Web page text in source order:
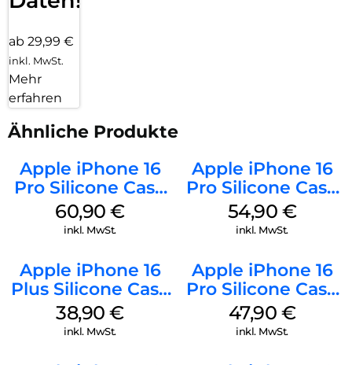
ab 29,99 €
inkl. MwSt.
Mehr
erfahren
Ähnliche Produkte
Apple iPhone 16
Pro Silicone Case
MagSafe Stone
Gray
60,90€
inkl. MwSt.
Apple iPhone 16
Pro Silicone Case
MagSafe Black
54,90 €
inkl. MwSt.
Apple iPhone 16
Plus Silicone Case
MagSafe Denim
38,90€
inkl. MwSt.
Apple iPhone 16
Pro Silicone Case
MagSafe Denim
47,90 €
inkl. MwSt.